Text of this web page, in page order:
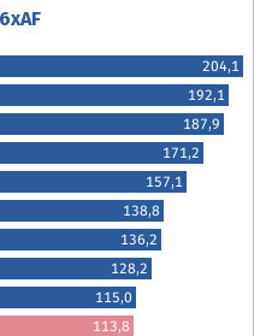
204,1
192,1
187,9
171,2
157,1
138,8
136,2
128,2
115,0
113,8